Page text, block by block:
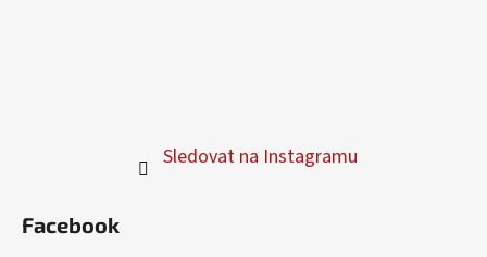
Sledovat na Instagramu
Facebook